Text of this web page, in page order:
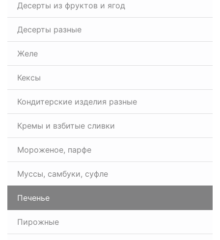
Десерты из фруктов и ягод
Десерты разные
Желе
Кексы
Кондитерские изделия разные
Кремы и взбитые сливки
Мороженое, парфе
Муссы, самбуки, суфле
Печенье
Пирожные